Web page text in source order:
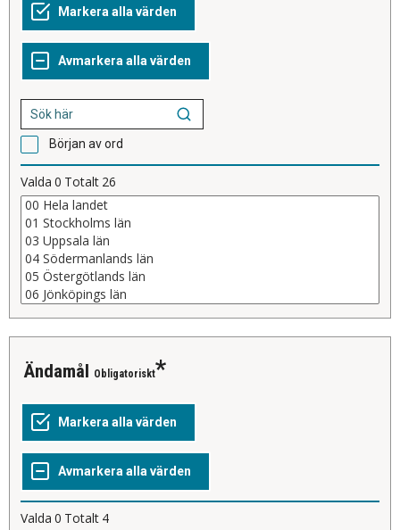
Början av ord
Valda 0 Totalt 26
Ändamål Obligatoriskt
Valda 0 Totalt 4